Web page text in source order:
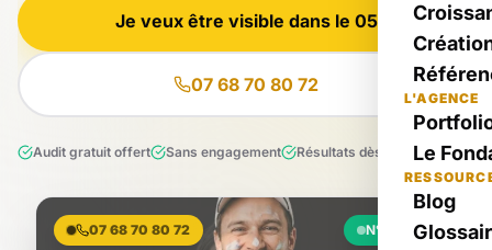
L'AGENCE
Le
Blog
Je veux être visible dans le 05
07 68 70 80 72
Audit gratuit offert Sans engagement Résultats dès le 1er mois
07 68 70 80 72 N°1 Local